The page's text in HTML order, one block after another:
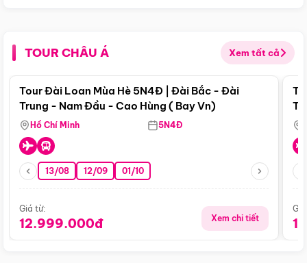
TOUR CHÂU Á Xem tất cả
Điểm nổi bật
Tour Đài Loan Mùa Hè 5N4Đ | Đài Bắc - Đài
Trung - Nam Đầu - Cao Hùng ( Bay Vn)
Hồ Chí Minh 5N4Đ
13/08 12/09 01/10
Giá từ:
12.999.000đ Xem chi tiết